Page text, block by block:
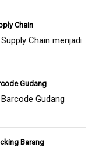
Chain
Chain menjadi
Gudang
Gudang
Barang